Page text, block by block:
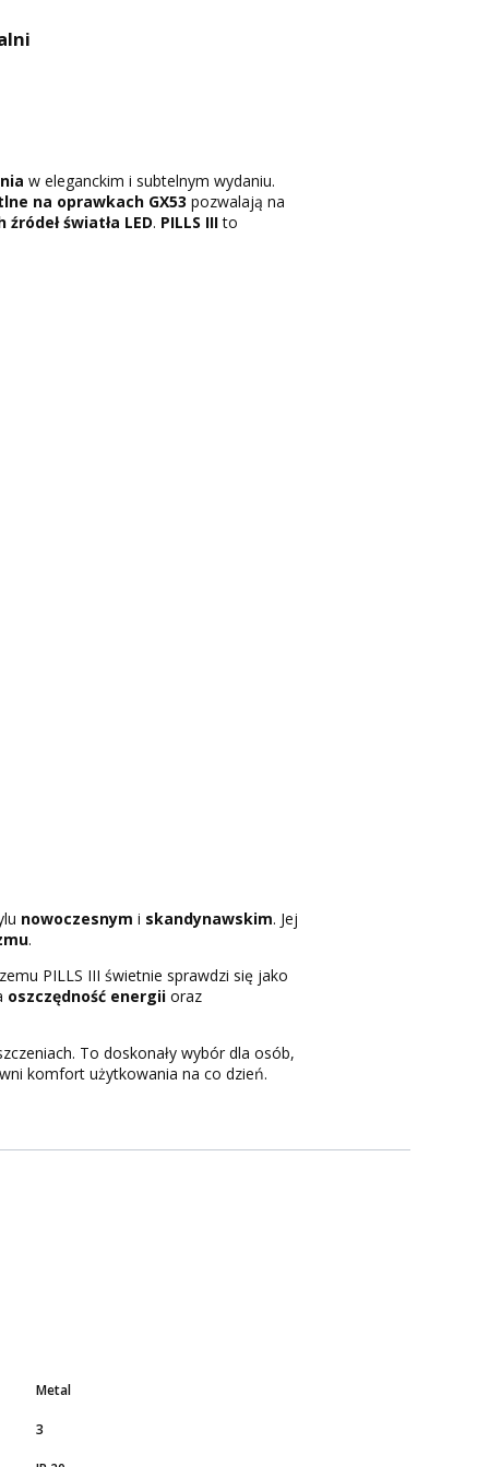
w eleganckim i subtelnym wydaniu.
na oprawkach GX53 pozwalają na
światła LED. PILLS IIIto
nowoczesnym i skandynawskim. Jej
.
PILLS III świetnie sprawdzi się jako
oszczędność energiioraz
To doskonały wybór dla osób,
komfort użytkowania na co dzień.
Metal
3